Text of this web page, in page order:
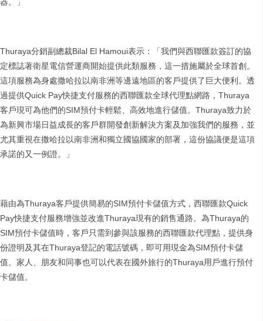
器。」
Thuraya分銷副總裁Bilal El Hamoui表示：「我們與西聯匯款簽訂的協
定標誌著衛星電信營運商開始提供此類服務，這一措施屬於全球首創。
這項服務為身處撒哈拉以南非洲等邊遠地區的客戶提供了巨大便利。透
過提供Quick Pay快捷支付服務的西聯匯款全球代理點網路，Thuraya
客戶現可為他們的SIM預付卡輕鬆、高效地進行儲值。Thuraya致力於
為新興市場日益成長的客戶群開發創新解決方案及加強我們的服務，並
尤其重視在撒哈拉以南非洲和獨立國協國家的部署，這份協議便是這項
承諾的又一例證。」
藉由為Thuraya客戶提供簡易的SIM預付卡儲值方式，西聯匯款Quick
Pay快捷支付服務增強並改進Thuraya現有的銷售通路。為Thuraya的
SIM預付卡儲值時，客戶只需到參與該服務的西聯匯款代理點，提供身
份證明及其在Thuraya登記的電話號碼，即可用現金為SIM預付卡儲
值。家人、朋友和同事也可以代表在國外旅行的Thuraya用戶進行預付
卡儲值。